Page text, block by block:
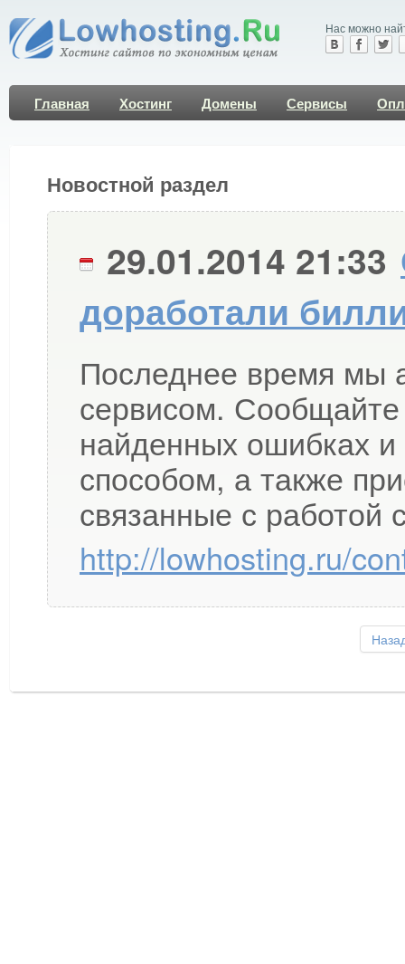
Нас можно
Главная Хостинг Домены Сервисы
Новостной раздел
29.01.2014 21:33
доработали
Последнее время мы
сервисом.
найденных ошибках
способом, а также
связанные с работой
http://lowhosting.ru/